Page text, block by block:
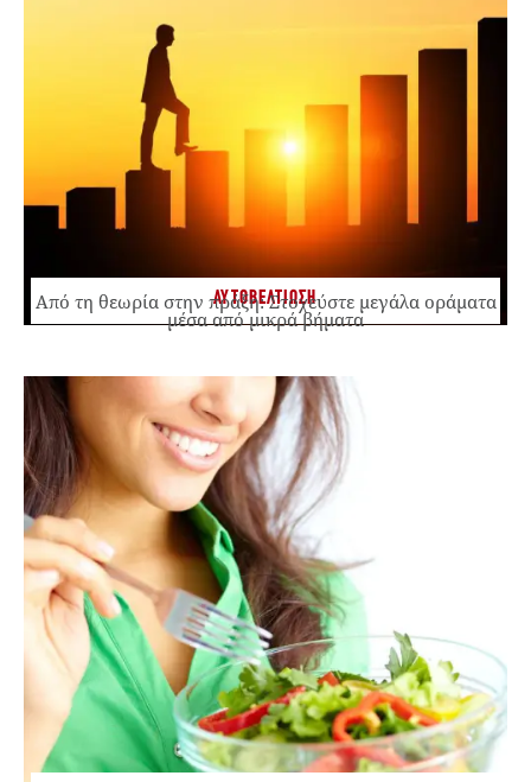
ΑΥΤΟΒΕΛΤΙΩΣΗ
Από τη θεωρία στην πράξη: Στοχεύστε μεγάλα οράματα
μέσα από μικρά βήματα